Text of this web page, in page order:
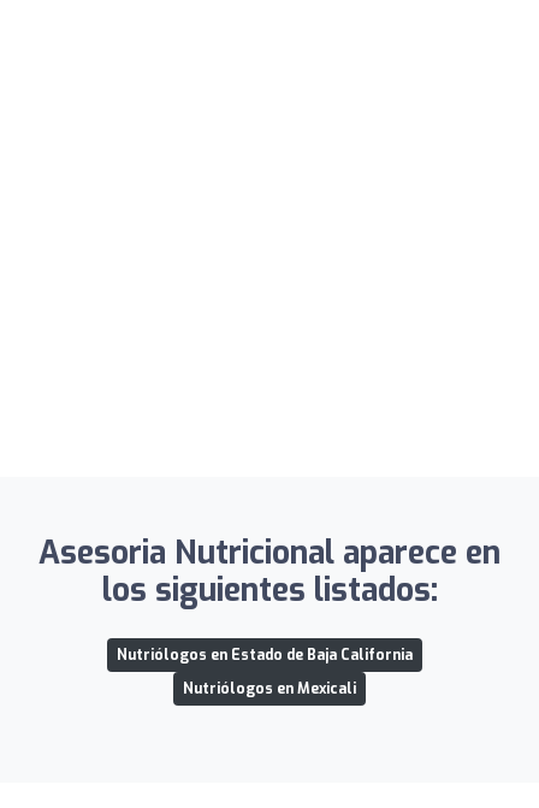
Asesoria Nutricional aparece en
los siguientes listados:
Nutriólogos en Estado de Baja California
Nutriólogos en Mexicali